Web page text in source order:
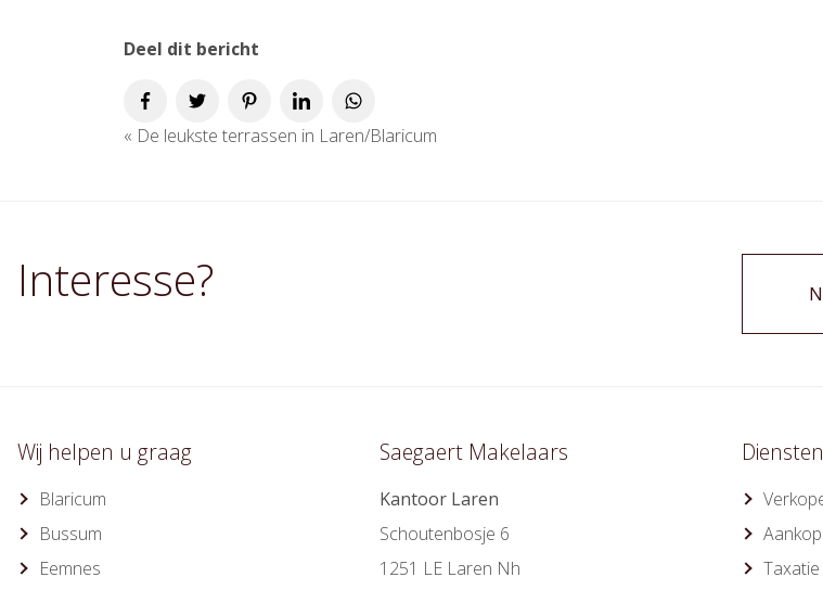
Deel dit bericht
« De leukste terrassen in Laren/Blaricum
Interesse?
Wij helpen u graag
Blaricum
Bussum
Eemnes
Saegaert Makelaars
Kantoor Laren
Schoutenbosje 6
1251 LE Laren Nh
Diensten
Taxatie